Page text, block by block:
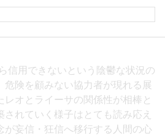
信用できないという陰鬱な状況の
危険を顧みない協力者が現れる展
レオとライーサの関係性が相棒と
されていく様子はとても読み応え
が妄信・狂信へ移行する人間の心